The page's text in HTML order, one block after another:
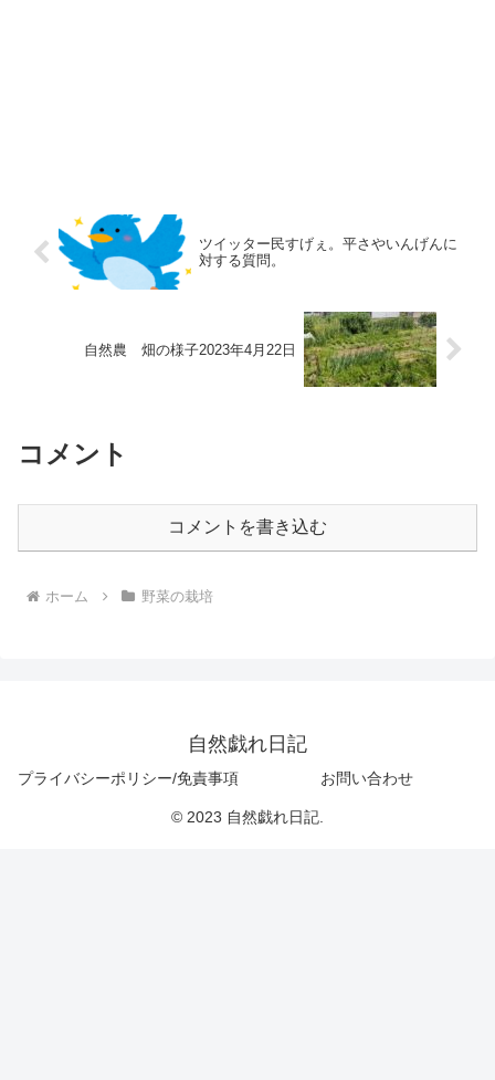
ツイッター民すげぇ。平さやいんげんに
対する質問。
自然農 畑の様子2023年4月22日
コメント
コメントを書き込む
ホーム 野菜の栽培
自然戯れ日記
プライバシーポリシー/免責事項 お問い合わせ
© 2023 自然戯れ日記.